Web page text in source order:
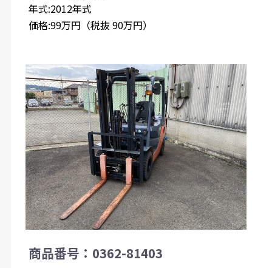
年式:2012年式
価格:99万円（税抜 90万円）
商品番号：0362-81403